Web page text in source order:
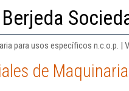
para usos específicos n.c.o.p. |
de